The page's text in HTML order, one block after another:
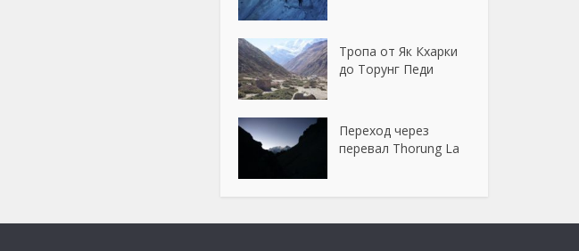
Тропа от Як Кхарки
до Торунг Педи
Переход через
перевал Thorung La